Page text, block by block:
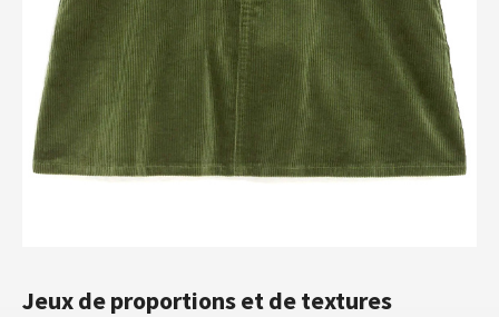
Jeux de proportions et de textures